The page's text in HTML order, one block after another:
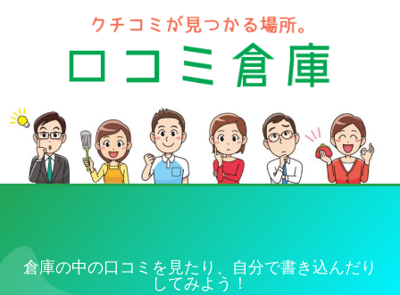
倉庫の中の口コミを見たり、自分で書き込んだり
してみよう！